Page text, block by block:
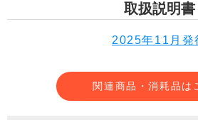
取扱説明書
2025年11月発
関連商品・消耗品は